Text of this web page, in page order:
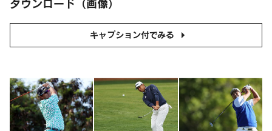
ダウンロード（画像）
キャプション付でみる